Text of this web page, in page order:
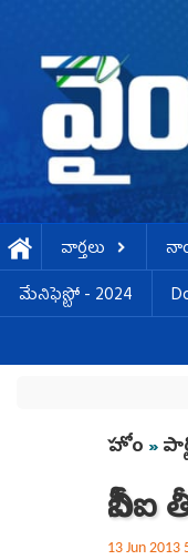
వార్తలు
మేనిఫెస్టో - 2024
You
హోం »
సీబీఐ
13 Jun 2013